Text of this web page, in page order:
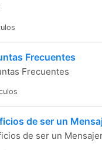
Frecuentes
Frecuentes
de ser un
de ser un